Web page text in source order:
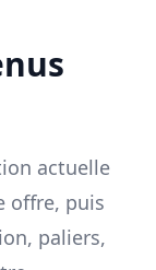
actuelle
offre, puis
paliers,